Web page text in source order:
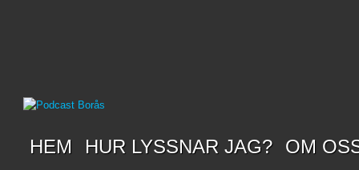
HEM HUR LYSSNAR JAG? OM